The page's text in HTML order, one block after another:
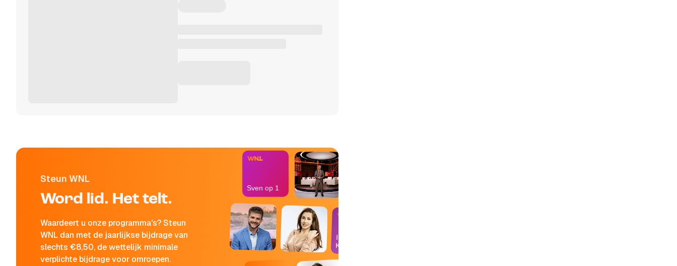
Steun WNL
Word lid. Het telt.
Waardeert u onze programma's? Steun
WNL dan met de jaarlijkse bijdrage van
slechts €8,50, de wettelijk minimale
verplichte bijdrage voor omroepen.
In de
Kantine
Sven op 1